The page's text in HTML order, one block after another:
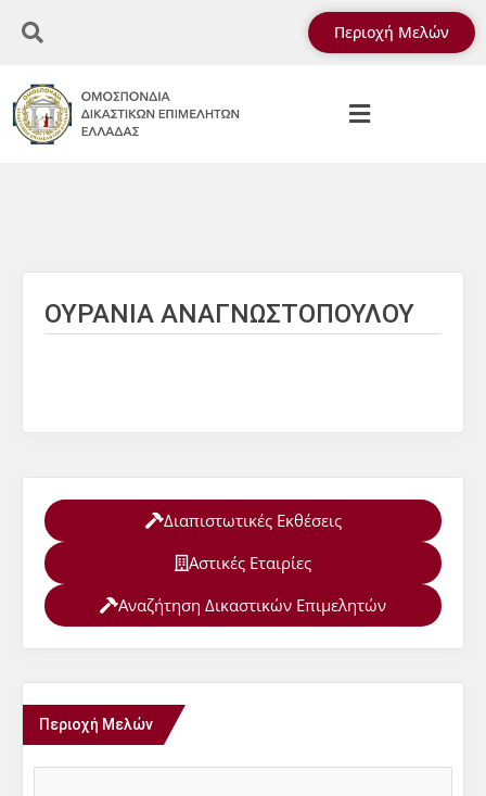
Περιοχή Μελών
ΟΥΡΑΝΙΑ ΑΝΑΓΝΩΣΤΟΠΟΥΛΟΥ
Διαπιστωτικές Εκθέσεις
Αστικές Εταιρίες
Αναζήτηση Δικαστικών Επιμελητών
Περιοχή Μελών